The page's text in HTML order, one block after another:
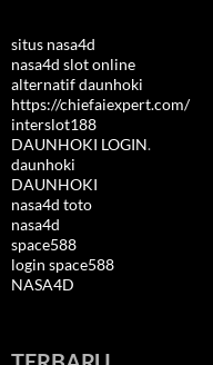
situs nasa4d
nasa4d slot online
alternatif daunhoki
https://chiefaiexpert.com/
interslot188
DAUNHOKI LOGIN.
daunhoki
DAUNHOKI
nasa4d toto
nasa4d
space588
login space588
NASA4D